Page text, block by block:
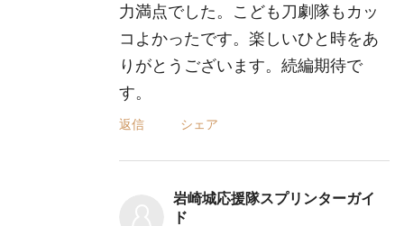
力満点でした。こども刀劇隊もカッ
コよかったです。楽しいひと時をあ
りがとうございます。続編期待で
す。
返信 シェア
岩崎城応援隊スプリンターガイ
ド